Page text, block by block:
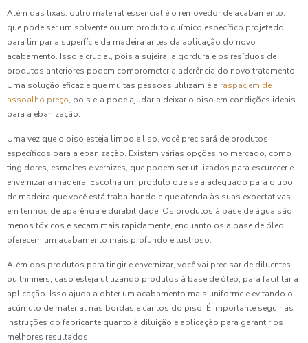
Além das lixas, outro material essencial é o removedor de acabamento,
que pode ser um solvente ou um produto químico específico projetado
para limpar a superfície da madeira antes da aplicação do novo
acabamento. Isso é crucial, pois a sujeira, a gordura e os resíduos de
produtos anteriores podem comprometer a aderência do novo tratamento.
Uma solução eficaz e que muitas pessoas utilizam é a raspagem de
assoalho preço, pois ela pode ajudar a deixar o piso em condições ideais
para a ebanização.
Uma vez que o piso esteja limpo e liso, você precisará de produtos
específicos para a ebanização. Existem várias opções no mercado, como
tingidores, esmaltes e vernizes, que podem ser utilizados para escurecer e
envernizar a madeira. Escolha um produto que seja adequado para o tipo
de madeira que você está trabalhando e que atenda às suas expectativas
em termos de aparência e durabilidade. Os produtos à base de água são
menos tóxicos e secam mais rapidamente, enquanto os à base de óleo
oferecem um acabamento mais profundo e lustroso.
Além dos produtos para tingir e envernizar, você vai precisar de diluentes
ou thinners, caso esteja utilizando produtos à base de óleo, para facilitar a
aplicação. Isso ajuda a obter um acabamento mais uniforme e evitando o
acúmulo de material nas bordas e cantos do piso. É importante seguir as
instruções do fabricante quanto à diluição e aplicação para garantir os
melhores resultados.